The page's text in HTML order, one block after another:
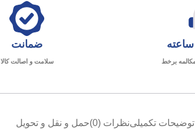
ضمانت
سلامت و اصالت کالا
توضیحات تکمیلینظرات (0) حمل و نقل و تحویل